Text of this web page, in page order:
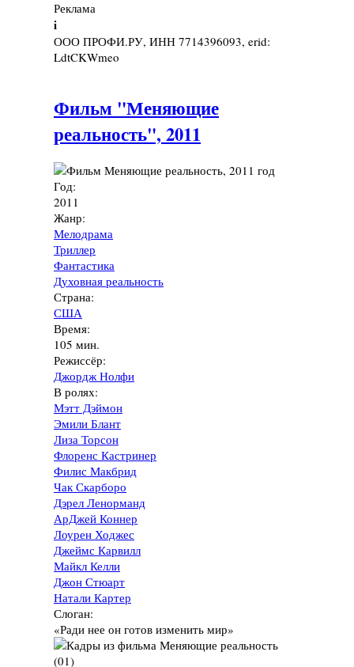
Реклама
i
ООО ПРОФИ.РУ, ИНН 7714396093, erid:
LdtCKWmeo
Фильм "Меняющие
реальность", 2011
Год:
2011
Жанр:
Мелодрама
Триллер
Фантастика
Духовная реальность
Страна:
США
Время:
105 мин.
Режиссёр:
Джордж Нолфи
В ролях:
Мэтт Дэймон
Эмили Блант
Лиза Торсон
Флоренс Кастринер
Филис Макбрид
Чак Скарборо
Дэрел Ленорманд
АрДжей Коннер
Лоурен Ходжес
Джеймс Карвилл
Майкл Келли
Джон Стюарт
Натали Картер
Слоган:
«Ради нее он готов изменить мир»